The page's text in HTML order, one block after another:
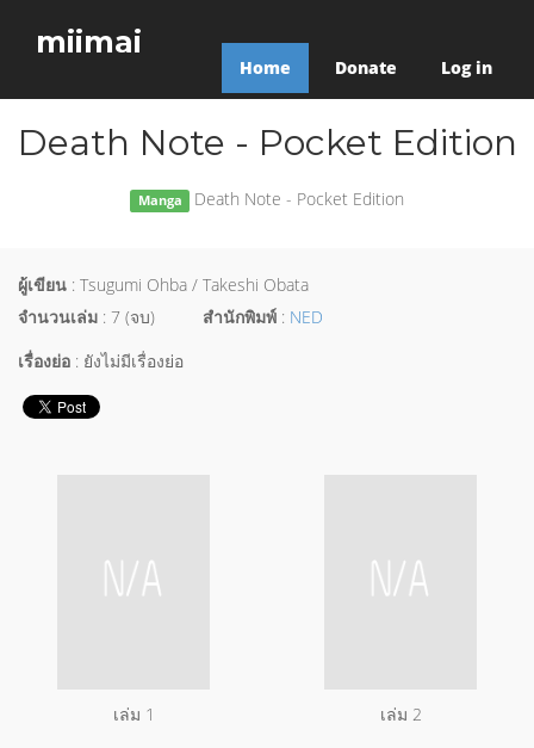
miimai
Home Donate Log in
Death Note - Pocket Edition
Manga Death Note - Pocket Edition
ผู้เขียน : Tsugumi Ohba / Takeshi Obata
จำนวนเล่ม : 7 (จบ) สำนักพิมพ์ : NED
เรื่องย่อ : ยังไม่มีเรื่องย่อ
เล่ม 1 เล่ม 2